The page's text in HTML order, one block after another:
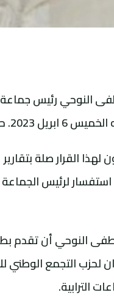
رئيس جماعة
مطلعة للجريدة.
لهذا القرار صلة
استفسار لرئيس
النوحي أن تقدم بطلب